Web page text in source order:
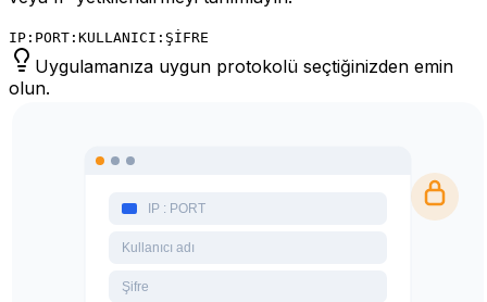
IP:PORT:KULLANICI:ŞİFRE
Uygulamanıza uygun protokolü seçtiğinizden emin
olun.